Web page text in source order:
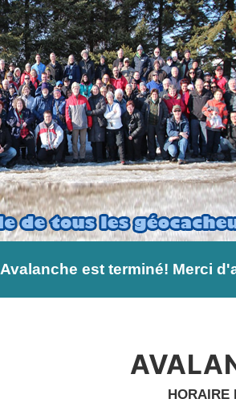
Avalanche est terminé! Merci
HORAIRE